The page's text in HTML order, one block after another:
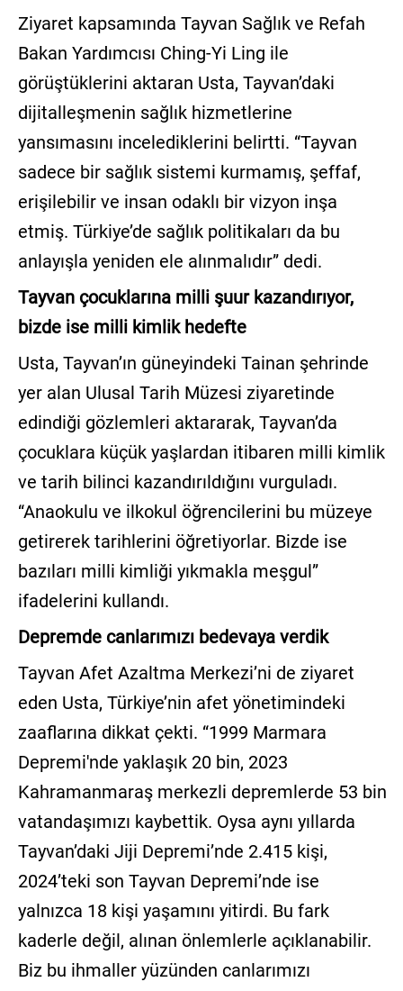
Ziyaret kapsamında Tayvan Sağlık ve Refah
Bakan Yardımcısı Ching-Yi Ling ile
görüştüklerini aktaran Usta, Tayvan’daki
dijitalleşmenin sağlık hizmetlerine
yansımasını incelediklerini belirtti. “Tayvan
sadece bir sağlık sistemi kurmamış, şeffaf,
erişilebilir ve insan odaklı bir vizyon inşa
etmiş. Türkiye’de sağlık politikaları da bu
anlayışla yeniden ele alınmalıdır” dedi.
Tayvan çocuklarına milli şuur kazandırıyor,
bizde ise milli kimlik hedefte
Usta, Tayvan’ın güneyindeki Tainan şehrinde
yer alan Ulusal Tarih Müzesi ziyaretinde
edindiği gözlemleri aktararak, Tayvan’da
çocuklara küçük yaşlardan itibaren milli kimlik
ve tarih bilinci kazandırıldığını vurguladı.
“Anaokulu ve ilkokul öğrencilerini bu müzeye
getirerek tarihlerini öğretiyorlar. Bizde ise
bazıları milli kimliği yıkmakla meşgul”
ifadelerini kullandı.
Depremde canlarımızı bedevaya verdik
Tayvan Afet Azaltma Merkezi’ni de ziyaret
eden Usta, Türkiye’nin afet yönetimindeki
zaaflarına dikkat çekti. “1999 Marmara
Depremi'nde yaklaşık 20 bin, 2023
Kahramanmaraş merkezli depremlerde 53 bin
vatandaşımızı kaybettik. Oysa aynı yıllarda
Tayvan’daki Jiji Depremi’nde 2.415 kişi,
2024’teki son Tayvan Depremi’nde ise
yalnızca 18 kişi yaşamını yitirdi. Bu fark
kaderle değil, alınan önlemlerle açıklanabilir.
Biz bu ihmaller yüzünden canlarımızı